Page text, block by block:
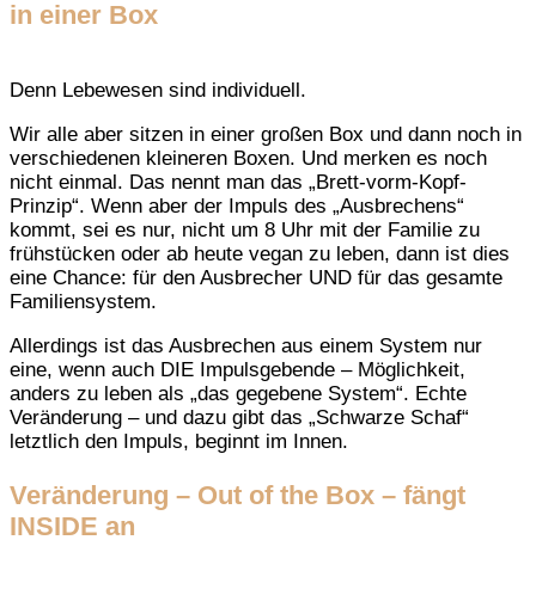
in einer Box
Denn Lebewesen sind individuell.
Wir alle aber sitzen in einer großen Box und dann noch in
verschiedenen kleineren Boxen. Und merken es noch
nicht einmal. Das nennt man das „Brett-vorm-Kopf-
Prinzip“. Wenn aber der Impuls des „Ausbrechens“
kommt, sei es nur, nicht um 8 Uhr mit der Familie zu
frühstücken oder ab heute vegan zu leben, dann ist dies
eine Chance: für den Ausbrecher UND für das gesamte
Familiensystem.
Allerdings ist das Ausbrechen aus einem System nur
eine, wenn auch DIE Impulsgebende – Möglichkeit,
anders zu leben als „das gegebene System“. Echte
Veränderung – und dazu gibt das „Schwarze Schaf“
letztlich den Impuls, beginnt im Innen.
Veränderung – Out of the Box – fängt
INSIDE an